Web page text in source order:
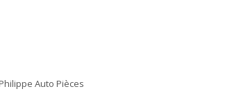
Auto Pièces